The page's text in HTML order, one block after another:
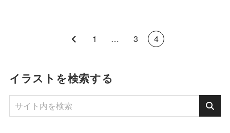
1 … 3 4
イラストを検索する